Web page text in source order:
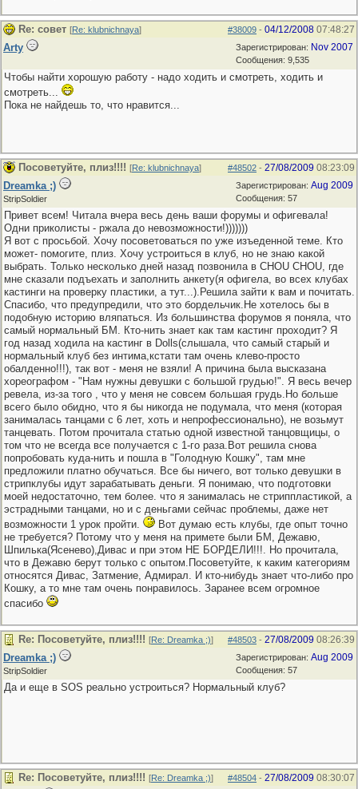
#38009 - 04/12/2008 07:48:27
Re: совет [Re: klubnichnaya]
Зарегистрирован: Nov 2007
Сообщения: 9,535
Arty
Чтобы найти хорошую работу - надо ходить и смотреть, ходить и
смотреть...
Пока не найдешь то, что нравится...
#48502 - 27/08/2009 08:23:09
Посоветуйте, плиз!!!! [Re: klubnichnaya]
Зарегистрирован: Aug 2009
Сообщения: 57
Dreamka ;)
StripSoldier
Привет всем! Читала вчера весь день ваши форумы и офигевала!
Одни приколисты - ржала до невозможности!)))))))
Я вот с просьбой. Хочу посоветоваться по уже изъеденной теме. Кто
может- помогите, плиз. Хочу устроиться в клуб, но не знаю какой
выбрать. Только несколько дней назад позвонила в CHOU CHOU, где
мне сказали подъехать и заполнить анкету(я офигела, во всех клубах
кастинги на проверку пластики, а тут...).Решила зайти к вам и почитать.
Спасибо, что предупредили, что это бордельчик.Не хотелось бы в
подобную историю вляпаться. Из большинства форумов я поняла, что
самый нормальный БМ. Кто-нить знает как там кастинг проходит? Я
год назад ходила на кастинг в Dolls(слышала, что самый старый и
нормальный клуб без интима,кстати там очень клево-просто
обалденно!!!), так вот - меня не взяли! А причина была высказана
хореографом - "Нам нужны девушки с большой грудью!". Я весь вечер
ревела, из-за того , что у меня не совсем большая грудь.Но больше
всего было обидно, что я бы никогда не подумала, что меня (которая
занималась танцами с 6 лет, хоть и непрофессионально), не возьмут
танцевать. Потом прочитала статью одной известной танцовщицы, о
том что не всегда все получается с 1-го раза.Вот решила снова
попробовать куда-нить и пошла в "Голодную Кошку", там мне
предложили платно обучаться. Все бы ничего, вот только девушки в
стрипклубы идут зарабатывать деньги. Я понимаю, что подготовки
моей недостаточно, тем более. что я занималась не стриппластикой, а
эстрадными танцами, но и с деньгами сейчас проблемы, даже нет
возможности 1 урок пройти.
Вот думаю есть клубы, где опыт точно
не требуется? Потому что у меня на примете были БМ, Дежавю,
Шпилька(Ясенево),Дивас и при этом НЕ БОРДЕЛИ!!!. Но прочитала,
что в Дежавю берут только с опытом.Посоветуйте, к каким категориям
относятся Дивас, Затмение, Адмирал. И кто-нибудь знает что-либо про
Кошку, а то мне там очень понравилось. Заранее всем огромное
спасибо
#48503 - 27/08/2009 08:26:39
Re: Посоветуйте, плиз!!!! [Re: Dreamka ;)]
Зарегистрирован: Aug 2009
Сообщения: 57
Dreamka ;)
StripSoldier
Да и еще в SOS реально устроиться? Нормальный клуб?
#48504 - 27/08/2009 08:30:07
Re: Посоветуйте, плиз!!!! [Re: Dreamka ;)]